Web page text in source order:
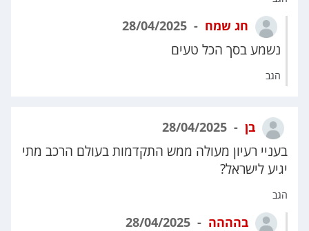
חג שמח
נשמע בסך הכל טעים
הגב
בן
בעניי רעיון מעולה ממש התקדמות בעולם הרכב מתי
יגיע לישראל?
הגב
בהההה